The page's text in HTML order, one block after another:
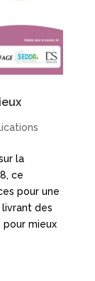
la
ce
pour une
des
pour mieux